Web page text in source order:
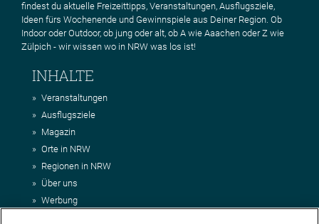
findest du aktuelle Freizeittipps, Veranstaltungen, Ausflugsziele,
Ideen fürs Wochenende und Gewinnspiele aus Deiner Region. Ob
Indoor oder Outdoor, ob jung oder alt, ob A wie Aaachen oder Z wie
Zülpich - wir wissen wo in NRW was los ist!
INHALTE
Veranstaltungen
Ausflugsziele
Magazin
Orte in NRW
Regionen in NRW
Über uns
Werbung